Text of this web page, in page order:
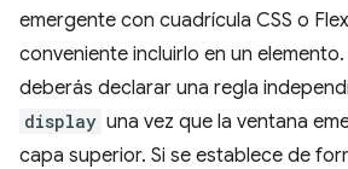
emergente con cuadrícula CSS o
conveniente incluirlo en un
deberás declarar una regla
display una vez que la ventana
capa superior. Si se establece de